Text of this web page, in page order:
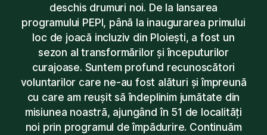
deschis drumuri noi. De la lansarea
programului PEPI, până la inaugurarea primului
loc de joacă incluziv din Ploiești, a fost un
sezon al transformărilor și începuturilor
curajoase. Suntem profund recunoscători
voluntarilor care ne-au fost alături și împreună
cu care am reușit să îndeplinim jumătate din
misiunea noastră, ajungând în 51 de localități
noi prin programul de împădurire. Continuăm